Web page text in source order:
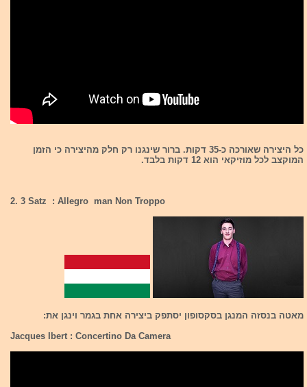
כל היצירה שאורכה כ-35 דקות. ברור שינגנו רק חלק מהיצירה כי הזמן
המוקצב לכל מוזיקאי הוא 12 דקות בלבד.
2. 3 Satz : Allegro man Non Troppo
מאטה בנסזה המנגן בסקסופון יסתפק ביצירה אחת בגמר וינגן את:
Jacques Ibert : Concertino Da Camera